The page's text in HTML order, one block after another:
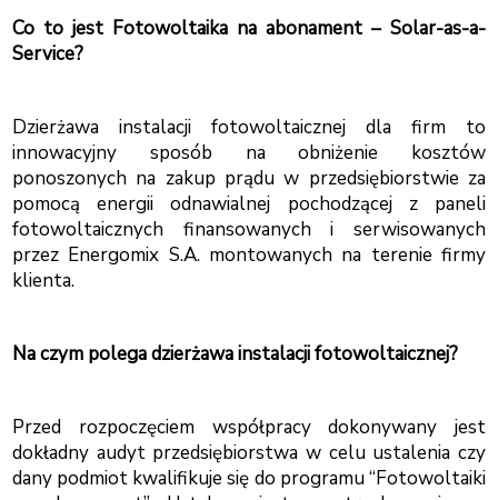
Co to jest Fotowoltaika na abonament – Solar-as-a-
Service?
Dzierżawa instalacji fotowoltaicznej dla firm to
innowacyjny sposób na obniżenie kosztów
ponoszonych na zakup prądu w przedsiębiorstwie za
pomocą energii odnawialnej pochodzącej z paneli
fotowoltaicznych finansowanych i serwisowanych
przez Energomix S.A. montowanych na terenie firmy
klienta.
Na czym polega dzierżawa instalacji fotowoltaicznej?
Przed rozpoczęciem współpracy dokonywany jest
dokładny audyt przedsiębiorstwa w celu ustalenia czy
dany podmiot kwalifikuje się do programu “Fotowoltaiki